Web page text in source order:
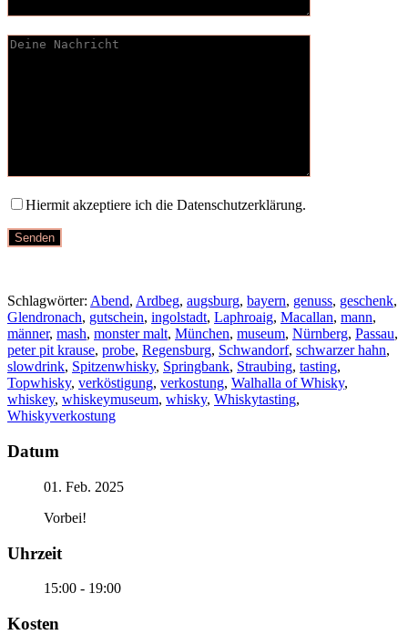
Hiermit akzeptiere ich die Datenschutzerklärung.
Schlagwörter: Abend, Ardbeg, augsburg, bayern, genuss, geschenk,
Glendronach, gutschein, ingolstadt, Laphroaig, Macallan, mann,
männer, mash, monster malt, München, museum, Nürnberg, Passau,
peter pit krause, probe, Regensburg, Schwandorf, schwarzer hahn,
slowdrink, Spitzenwhisky, Springbank, Straubing, tasting,
Topwhisky, verköstigung, verkostung, Walhalla of Whisky,
whiskey, whiskeymuseum, whisky, Whiskytasting,
Whiskyverkostung
Datum
01. Feb. 2025
Vorbei!
Uhrzeit
15:00 - 19:00
Kosten